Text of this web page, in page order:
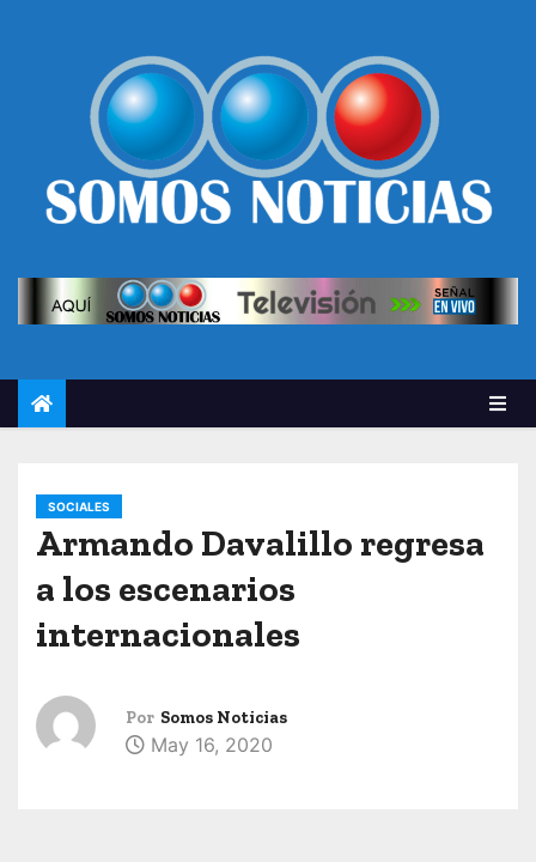
SOCIALES
Armando Davalillo regresa
a los escenarios
internacionales
Por Somos Noticias
May 16, 2020